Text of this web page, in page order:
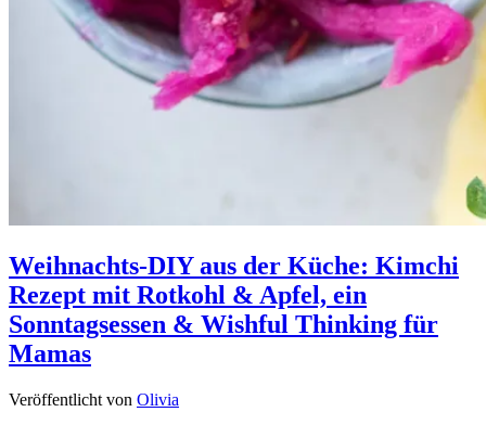
Weihnachts-DIY aus der Küche: Kimchi
Rezept mit Rotkohl & Apfel, ein
Sonntagsessen & Wishful Thinking für
Mamas
Veröffentlicht von Olivia